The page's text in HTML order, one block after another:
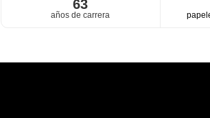
63
años de carrera